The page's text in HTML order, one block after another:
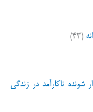
(۴۳)
شونده ناکارآمد در زندگی